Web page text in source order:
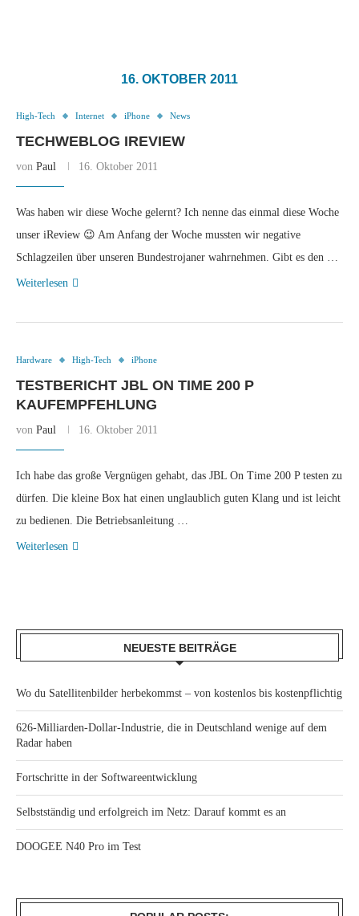
16. OKTOBER 2011
High-Tech Internet iPhone News
TECHWEBLOG IREVIEW
von Paul 16. Oktober 2011
Was haben wir diese Woche gelernt? Ich nenne das einmal diese Woche
unser iReview 😉 Am Anfang der Woche mussten wir negative
Schlagzeilen über unseren Bundestrojaner wahrnehmen. Gibt es den …
Weiterlesen
Hardware High-Tech iPhone
TESTBERICHT JBL ON TIME 200 P
KAUFEMPFEHLUNG
von Paul 16. Oktober 2011
Ich habe das große Vergnügen gehabt, das JBL On Time 200 P testen zu
dürfen. Die kleine Box hat einen unglaublich guten Klang und ist leicht
zu bedienen. Die Betriebsanleitung …
Weiterlesen
NEUESTE BEITRÄGE
Wo du Satellitenbilder herbekommst – von kostenlos bis kostenpflichtig
626-Milliarden-Dollar-Industrie, die in Deutschland wenige auf dem
Radar haben
Fortschritte in der Softwareentwicklung
Selbstständig und erfolgreich im Netz: Darauf kommt es an
DOOGEE N40 Pro im Test